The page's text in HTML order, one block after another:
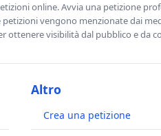
online. Avvia una petizione
vengono menzionate dai
ottenere visibilità dal pubblico e da
Altro
Crea una petizione